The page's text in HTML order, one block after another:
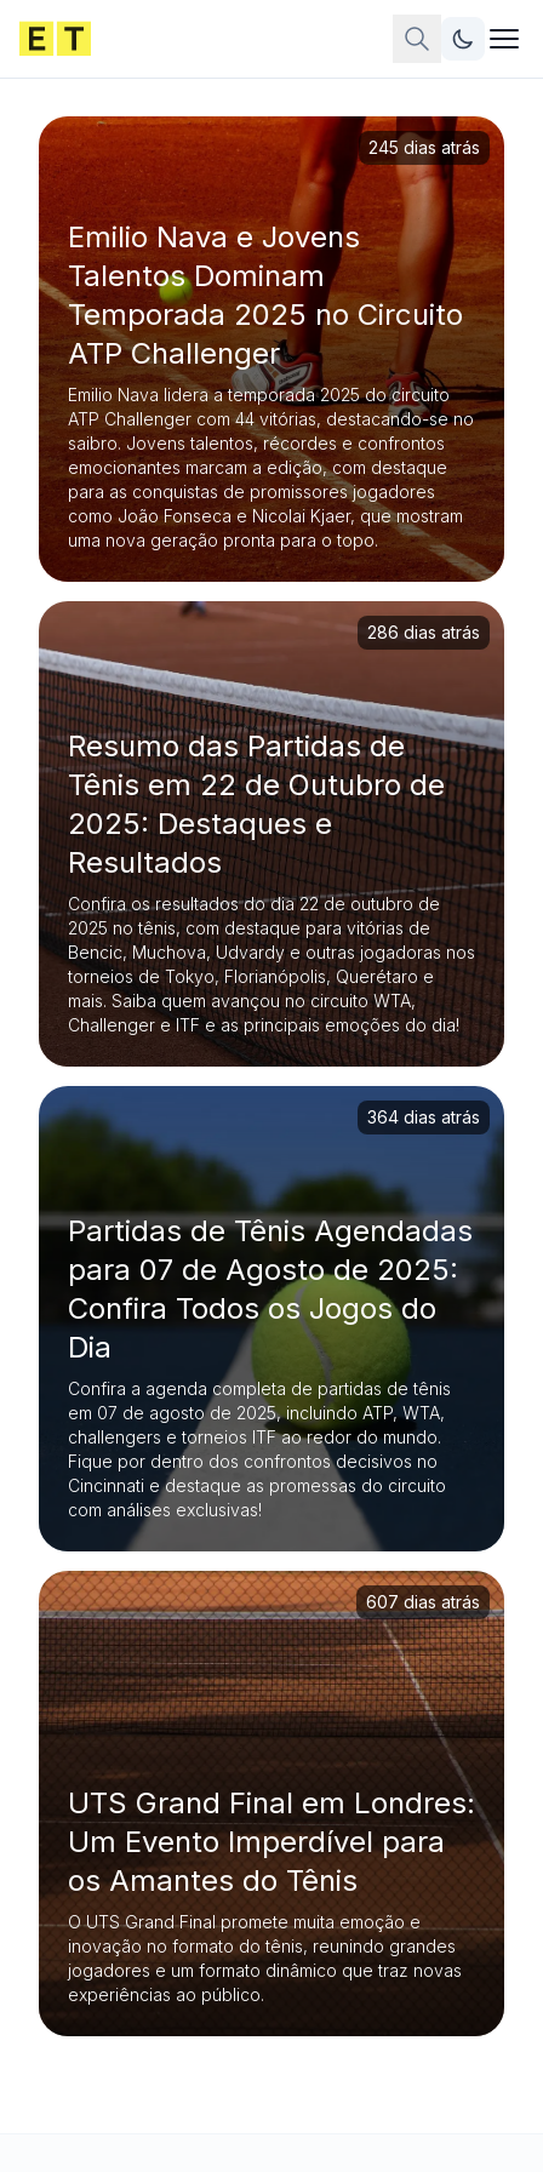
Emilio Nava e Jovens
Talentos Dominam
Temporada 2025 no Circuito
ATP Challenger
Emilio Nava lidera a temporada 2025 do circuito
ATP Challenger com 44 vitórias, destacando-se no
saibro. Jovens talentos, récordes e confrontos
emocionantes marcam a edição, com destaque
para as conquistas de promissores jogadores
como João Fonseca e Nicolai Kjaer, que mostram
uma nova geração pronta para o topo.
245 dias atrás
Resumo das Partidas de
Tênis em 22 de Outubro de
2025: Destaques e
Resultados
Confira os resultados do dia 22 de outubro de
2025 no tênis, com destaque para vitórias de
Bencic, Muchova, Udvardy e outras jogadoras nos
torneios de Tokyo, Florianópolis, Querétaro e
mais. Saiba quem avançou no circuito WTA,
Challenger e ITF e as principais emoções do dia!
286 dias atrás
Partidas de Tênis Agendadas
para 07 de Agosto de 2025:
Confira Todos os Jogos do
Dia
Confira a agenda completa de partidas de tênis
em 07 de agosto de 2025, incluindo ATP, WTA,
challengers e torneios ITF ao redor do mundo.
Fique por dentro dos confrontos decisivos no
Cincinnati e destaque as promessas do circuito
com análises exclusivas!
364 dias atrás
UTS Grand Final em Londres:
Um Evento Imperdível para
os Amantes do Tênis
O UTS Grand Final promete muita emoção e
inovação no formato do tênis, reunindo grandes
jogadores e um formato dinâmico que traz novas
experiências ao público.
607 dias atrás